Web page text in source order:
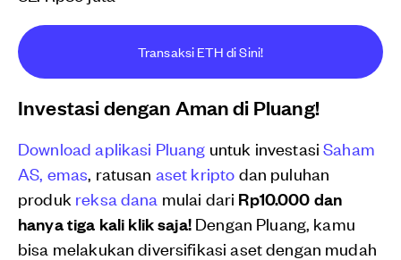
Transaksi ETH di Sini!
Investasi dengan Aman di Pluang!
Download aplikasi Pluang untuk investasiSaham
AS, emas , ratusan aset kripto dan puluhan
produk reksa dana mulai dari Rp10.000 dan
hanya tiga kali klik saja!Dengan Pluang, kamu
bisa melakukan diversifikasi aset dengan mudah